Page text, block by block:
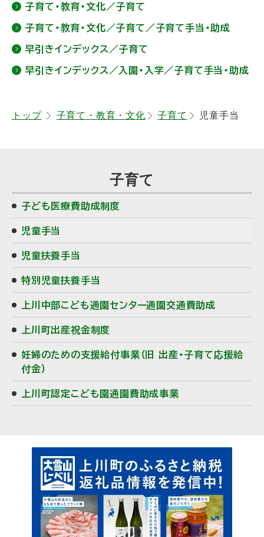
プ
に
戻
る
子育て・教育・文化／子育て
子育て・教育・文化／子育て／子育て手当・助成
早引きインデックス／子育て
早引きインデックス／入園・入学／子育て手当・助成
トップ 子育て・教育・文化 子育て 児童手当
子育て
子ども医療費助成制度
児童手当
児童扶養手当
特別児童扶養手当
上川中部こども通園センター通園交通費助成
上川町出産祝金制度
妊婦のための支援給付事業（旧 出産・子育て応援給
付金）
上川町認定こども園通園費助成事業